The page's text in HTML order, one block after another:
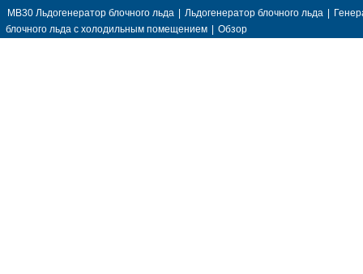
MB30 Льдогенератор блочного льда | Льдогенератор блочного льда |
блочного льда с холодильным помещением | Обзор